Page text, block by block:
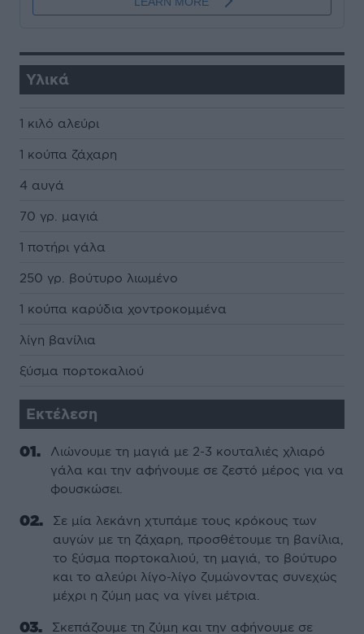
Υλικά
1 κιλό αλεύρι
1 κούπα ζάχαρη
4 αυγά
70 γρ. μαγιά
1 ποτήρι γάλα
250 γρ. βούτυρο λιωμένο
1 κούπα καρύδια χοντροκομμένα
λίγη βανίλια
ξύσμα πορτοκαλιού
Εκτέλεση
Λιώνουμε τη μαγιά με 2-3 κουταλιές χλιαρό
γάλα και την αφήνουμε σε ζεστό μέρος για να
φουσκώσει.
Σε μία λεκάνη χτυπάμε τους κρόκους των
αυγών με τη ζάχαρη, προσθέτουμε τη βανίλια,
το ξύσμα πορτοκαλιού, τη μαγιά, το βούτυρο
και το αλεύρι λίγο-λίγο ζυμώνοντας συνεχώς
μέχρι η ζύμη μας να γίνει μέτρια.
Σκεπάζουμε τη ζύμη και την αφήνουμε σε